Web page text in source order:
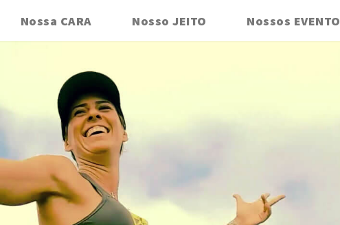
Nossa CARA Nosso JEITO Nossos